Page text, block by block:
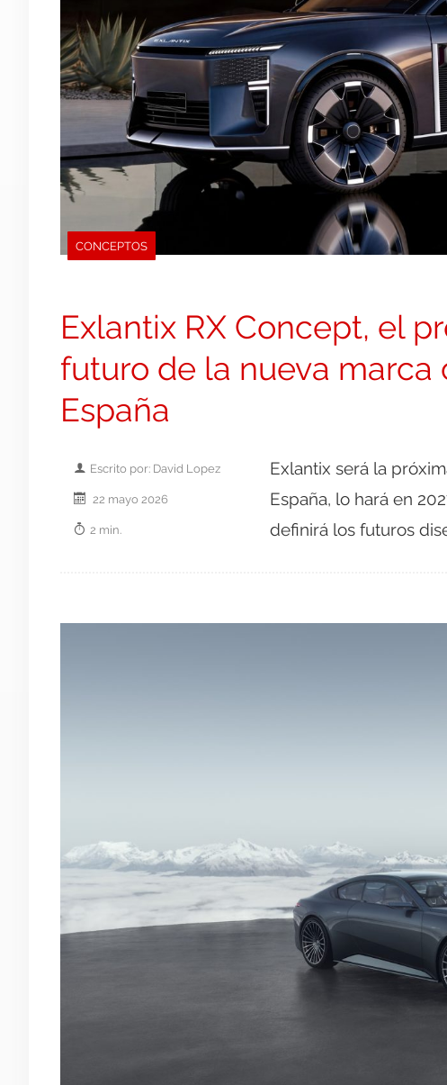
CONCEPTOS
Exlantix RX Concept, el
futuro de la nueva marca
España
Escrito por: David Lopez
22 mayo 2026
2 min.
Exlantix será la
España, lo hará en
definirá los futuros